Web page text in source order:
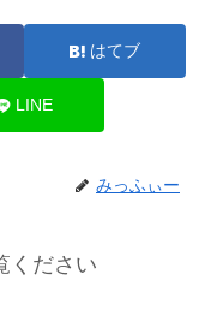
はてブ
LINE
みっふぃー
ください